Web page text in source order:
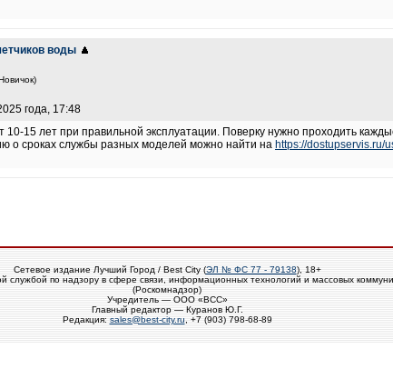
воды
года, 17:48
10-15 лет при правильной эксплуатации. Поверку нужно проходить
о сроках службы разных моделей можно найти на https://dostupservis.ru/
Сетевое издание Лучший Город / Best City (ЭЛ № ФС 77 - 79138), 18+
службой по надзору в сфере связи, информационных технологий и массовых
(Роскомнадзор)
Учредитель — ООО «ВСС»
Главный редактор — Куранов Ю.Г.
Редакция: sales@best-city.ru , +7 (903) 798-68-89